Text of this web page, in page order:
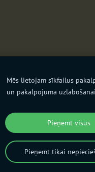
Mēs lietojam sīkfailus
un pakalpojuma
Pieņemt visus
Pieņemt tikai